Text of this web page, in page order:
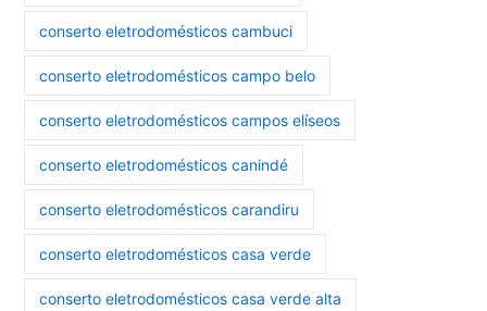
conserto eletrodomésticos cambuci
conserto eletrodomésticos campo belo
conserto eletrodomésticos campos elíseos
conserto eletrodomésticos canindé
conserto eletrodomésticos carandiru
conserto eletrodomésticos casa verde
conserto eletrodomésticos casa verde alta